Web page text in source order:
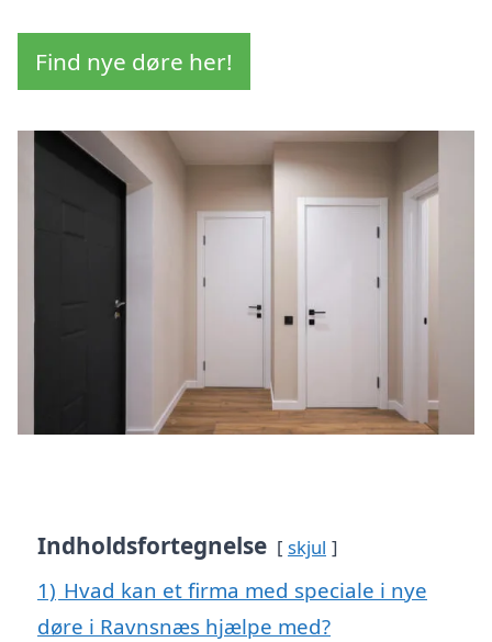
Find nye døre her!
Indholdsfortegnelse skjul
1) Hvad kan et firma med speciale i nye
døre i Ravnsnæs hjælpe med?